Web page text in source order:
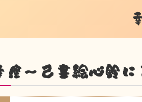
座～己書絵心鈴に